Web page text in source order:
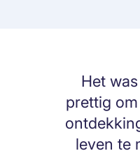
Het
prettig om
leven te